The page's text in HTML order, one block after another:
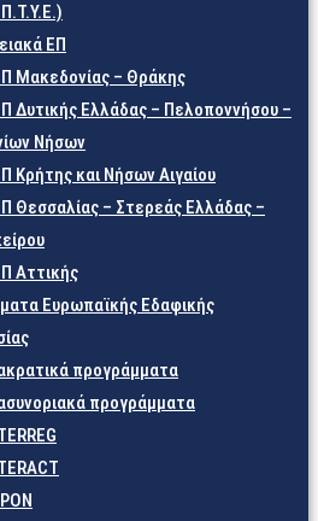
ΕΠ
Μακεδονίας – Θράκης
Δυτικής Ελλάδας – Πελοποννήσου –
Νήσων
Κρήτης και Νήσων Αιγαίου
Θεσσαλίας – Στερεάς Ελλάδας –
Αττικής
Ευρωπαϊκής Εδαφικής
προγράμματα
προγράμματα